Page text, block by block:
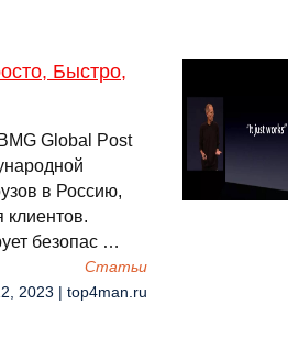
Быстро,
Global Post
в Россию,
клиентов.
безопас …
Cтатьи
2023 | top4man.ru